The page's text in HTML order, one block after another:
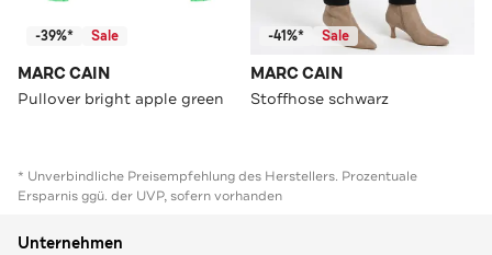
-39%* Sale
MARC CAIN
Pullover bright apple green
-41%* Sale
MARC CAIN
Stoffhose schwarz
* Unverbindliche Preisempfehlung des Herstellers. Prozentuale
Ersparnis ggü. der UVP, sofern vorhanden
Unternehmen